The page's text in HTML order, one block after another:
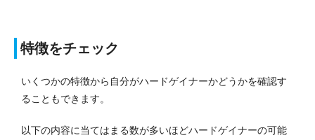
特徴をチェック
いくつかの特徴から自分がハードゲイナーかどうかを確認す
ることもできます。
以下の内容に当てはまる数が多いほどハードゲイナーの可能